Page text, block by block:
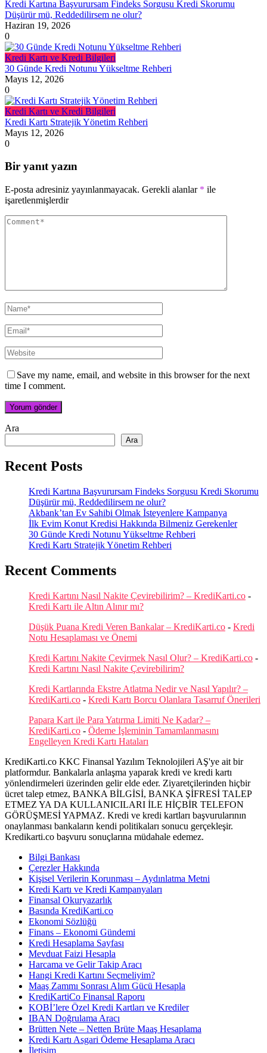
Kredi Kartına Başvurursam Findeks Sorgusu Kredi Skorumu
Düşürür mü, Reddedilirsem ne olur?
Haziran 19, 2026
0
Kredi Kartı ve Kredi Bilgileri
30 Günde Kredi Notunu Yükseltme Rehberi
Mayıs 12, 2026
0
Kredi Kartı ve Kredi Bilgileri
Kredi Kartı Stratejik Yönetim Rehberi
Mayıs 12, 2026
0
Bir yanıt yazın
E-posta adresiniz yayınlanmayacak. Gerekli alanlar * ile
işaretlenmişlerdir
Save my name, email, and website in this browser for the next
time I comment.
Ara
Ara
Recent Posts
Kredi Kartına Başvurursam Findeks Sorgusu Kredi Skorumu
Düşürür mü, Reddedilirsem ne olur?
Akbank’tan Ev Sahibi Olmak İsteyenlere Kampanya
İlk Evim Konut Kredisi Hakkında Bilmeniz Gerekenler
30 Günde Kredi Notunu Yükseltme Rehberi
Kredi Kartı Stratejik Yönetim Rehberi
Recent Comments
Kredi Kartını Nasıl Nakite Çevirebilirim? – KrediKarti.co -
Kredi Kartı ile Altın Alınır mı?
Düşük Puana Kredi Veren Bankalar – KrediKarti.co - Kredi
Notu Hesaplaması ve Önemi
Kredi Kartını Nakite Çevirmek Nasıl Olur? – KrediKarti.co -
Kredi Kartını Nasıl Nakite Çevirebilirim?
Kredi Kartlarında Ekstre Atlatma Nedir ve Nasıl Yapılır? –
KrediKarti.co - Kredi Kartı Borcu Olanlara Tasarruf Önerileri
Papara Kart ile Para Yatırma Limiti Ne Kadar? –
KrediKarti.co - Ödeme İşleminin Tamamlanmasını
Engelleyen Kredi Kartı Hataları
KrediKarti.co KKC Finansal Yazılım Teknolojileri AŞ'ye ait bir
platformdur. Bankalarla anlaşma yaparak kredi ve kredi kartı
yönlendirmeleri üzerinden gelir elde eder. Ziyaretçilerinden hiçbir
ücret talep etmez, BANKA BİLGİSİ, BANKA ŞİFRESİ TALEP
ETMEZ YA DA KULLANICILARI İLE HİÇBİR TELEFON
GÖRÜŞMESİ YAPMAZ. Kredi ve kredi kartları başvurularının
onaylanması bankaların kendi politikaları sonucu gerçekleşir.
Kredikarti.co başvuru sonuçlarına müdahale edemez.
Bilgi Bankası
Çerezler Hakkında
Kişisel Verilerin Korunması – Aydınlatma Metni
Kredi Kartı ve Kredi Kampanyaları
Finansal Okuryazarlık
Basında KrediKarti.co
Ekonomi Sözlüğü
Finans – Ekonomi Gündemi
Kredi Hesaplama Sayfası
Mevduat Faizi Hesapla
Harcama ve Gelir Takip Aracı
Hangi Kredi Kartını Seçmeliyim?
Maaş Zammı Sonrası Alım Gücü Hesapla
KrediKartiCo Finansal Raporu
KOBİ’lere Özel Kredi Kartları ve Krediler
IBAN Doğrulama Aracı
Brütten Nete – Netten Brüte Maaş Hesaplama
Kredi Kartı Asgari Ödeme Hesaplama Aracı
İletişim